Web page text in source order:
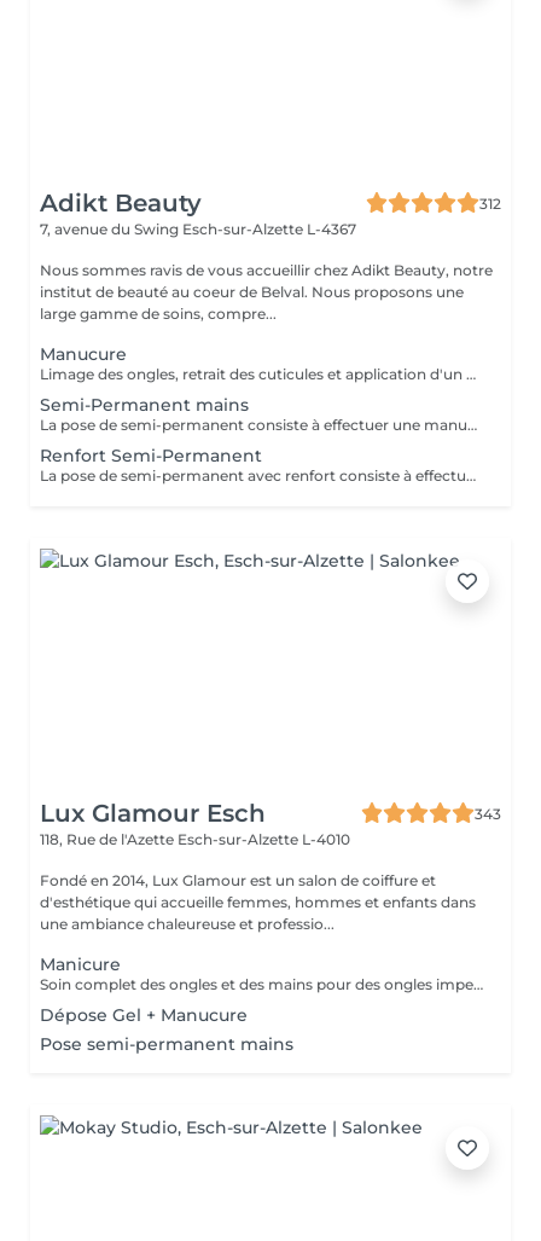
Adikt Beauty
312
7, avenue du Swing Esch-sur-Alzette L-4367
Nous sommes ravis de vous accueillir chez Adikt Beauty, notre
institut de beauté au coeur de Belval. Nous proposons une
large gamme de soins, compre...
Manucure
Limage des ongles, retrait des cuticules et application d'un vernis protecteur si besoin.
Semi-Permanent mains
La pose de semi-permanent consiste à effectuer une manucure simple et poser un vernis semi-permanent sur les ongles naturels pour une tenue de 3 à 4 semaines. La dépose de semi-permanent consiste à retirer le semi-permanent présent sur les ongles. MERCI DE SÉLECTIONNER LES DÉCORATIONS EN SUPPLÉMENT (french, babyboomer, strass,) QUE VOUS SOUHAITEZ FAIRE À CHAQUE RENDEZ-VOUS.
Renfort Semi-Permanent
La pose de semi-permanent avec renfort consiste à effectuer une manucure simple et poser un vernis semi-permanent sur une base renforçante pour une tenue plus longue, sans casse, pour une tenue de 3 à 4 semaines. MERCI DE SÉLECTIONNER LES DÉCORATIONS EN SUPPLÉMENT (french, babyboomer, strass,) QUE VOUS SOUHAITEZ FAIRE À CHAQUE RENDEZ-VOUS.
Lux Glamour Esch
343
118, Rue de l'Azette Esch-sur-Alzette L-4010
Fondé en 2014, Lux Glamour est un salon de coiffure et
d'esthétique qui accueille femmes, hommes et enfants dans
une ambiance chaleureuse et professio...
Manicure
Soin complet des ongles et des mains pour des ongles impeccables et une peau douce. Choisissez entre finition classique, vernis ou nail art pour sublimer vos mains avec élégance.
Dépose Gel + Manucure
Pose semi-permanent mains